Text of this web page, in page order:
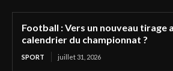
Football : Vers un nouveau tirage
calendrier du championnat ?
SPORT juillet 31, 2026